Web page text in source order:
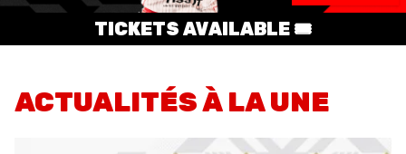
NATIONAL COMPETITIONS
TICKETS AVAILABLE 🎟️
ACTUALITÉS À LA UNE